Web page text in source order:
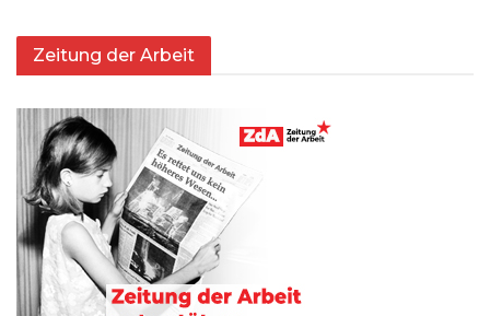
Zeitung der Arbeit